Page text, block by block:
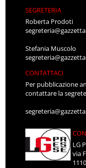
SEGRETERIA
Roberta Prodoti
Stefania Muscolo
CONTATTACI
Per pubblicazione
contattare la
LG
via